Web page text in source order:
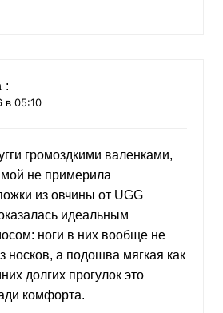
:
в 05:10
громоздкими валенками,
не примерила
из овчины от UGG
идеальным
ноги в них вообще не
носков, а подошва мягкая как
долгих прогулок это
комфорта.